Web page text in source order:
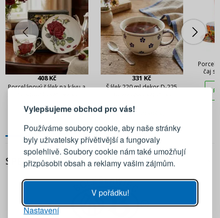
Vylepšujeme obchod pro vás!
Používáme soubory cookie, aby naše stránky
byly uživatelsky přívětivější a fungovaly
spolehlivě. Soubory cookie nám také umožňují
přizpůsobit obsah a reklamy vašim zájmům.
V pořádku!
Nastavení
408 Kč
Porcelánový šálek na kávu a
PŘIDAT DO KOŠÍKU
331 Kč
Šálek 220 ml dekor D-225
PŘIDAT DO KOŠÍKU
čaj s
SPECIFIKACE
PŘIHLÁŠENÍ REGISTRACE
Přihlaste se ke svému účtu
Emailová adresa
PŘIHLÁSIT SE